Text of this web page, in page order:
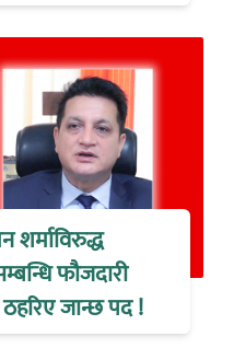
फौजदारी
ठहरिए जान्छ पद !